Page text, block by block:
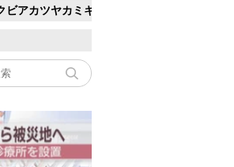
ビアカツヤカミキリ